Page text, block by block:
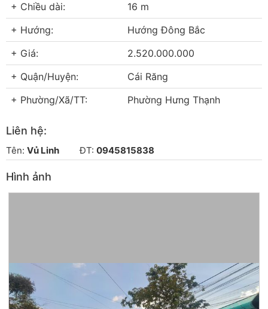
+ Chiều dài:
16 m
+ Hướng:
Hướng Đông Bắc
+ Giá:
2.520.000.000
+ Quận/Huyện:
Cái Răng
+ Phường/Xã/TT:
Phường Hưng Thạnh
Liên hệ:
Tên: Vủ Linh ĐT: 0945815838
Hình ảnh